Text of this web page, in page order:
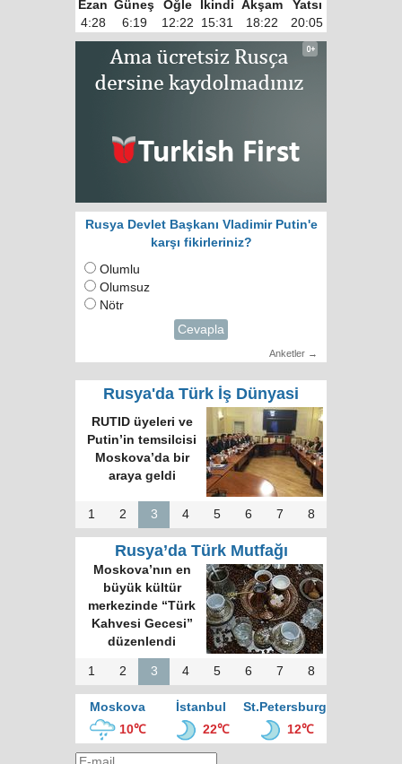
Ezan Güneş Öğle İkindi Akşam
Yatsı
4:28
6:19 12:22 15:31 18:22 20:05
Rusya Devlet Başkanı Vladimir Putin'e
karşı fikirleriniz?
Olumlu
Olumsuz
Nötr
Cevapla
Anketler →
Rusya'da Türk İş Dünyasi
RUTID üyeleri ve
Putin’in temsilcisi
Moskova’da bir
araya geldi
1 2 3 4 5 6 7 8
Rusya’da Türk Mutfağı
Moskova’nın en
büyük kültür
merkezinde “Türk
Kahvesi Gecesi”
düzenlendi
1 2 3 4 5 6 7 8
Moskova İstanbul
St.Petersburg
10℃
22℃ 12℃